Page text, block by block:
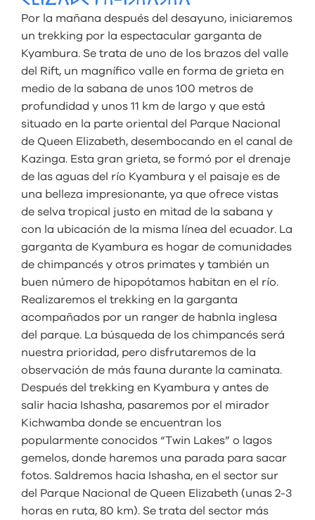
Por la mañana después del desayuno, iniciaremos
un trekking por la espectacular garganta de
Kyambura. Se trata de uno de los brazos del valle
del Rift, un magnífico valle en forma de grieta en
medio de la sabana de unos 100 metros de
profundidad y unos 11 km de largo y que está
situado en la parte oriental del Parque Nacional
de Queen Elizabeth, desembocando en el canal de
Kazinga. Esta gran grieta, se formó por el drenaje
de las aguas del río Kyambura y el paisaje es de
una belleza impresionante, ya que ofrece vistas
de selva tropical justo en mitad de la sabana y
con la ubicación de la misma línea del ecuador. La
garganta de Kyambura es hogar de comunidades
de chimpancés y otros primates y también un
buen número de hipopótamos habitan en el río.
Realizaremos el trekking en la garganta
acompañados por un ranger de habnla inglesa
del parque. La búsqueda de los chimpancés será
nuestra prioridad, pero disfrutaremos de la
observación de más fauna durante la caminata.
Después del trekking en Kyambura y antes de
salir hacia Ishasha, pasaremos por el mirador
Kichwamba donde se encuentran los
popularmente conocidos “Twin Lakes” o lagos
gemelos, donde haremos una parada para sacar
fotos. Saldremos hacia Ishasha, en el sector sur
del Parque Nacional de Queen Elizabeth (unas 2-3
horas en ruta, 80 km). Se trata del sector más